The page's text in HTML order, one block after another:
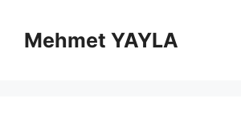
Mehmet YAYLA